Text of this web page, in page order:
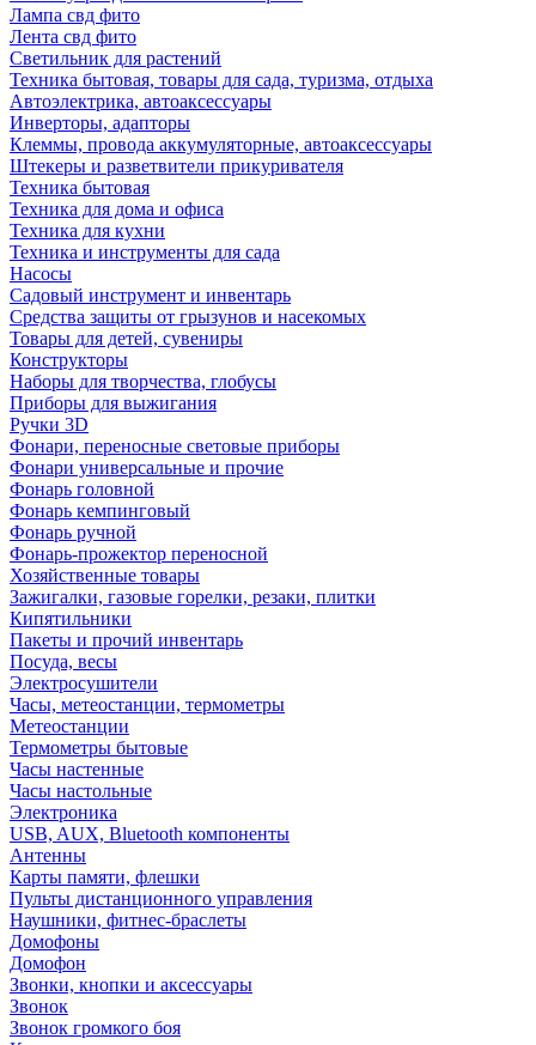
Лампа свд фито
Лента свд фито
Светильник для растений
Техника бытовая, товары для сада, туризма, отдыха
Автоэлектрика, автоаксессуары
Инверторы, адапторы
Клеммы, провода аккумуляторные, автоаксессуары
Штекеры и разветвители прикуривателя
Техника бытовая
Техника для дома и офиса
Техника для кухни
Техника и инструменты для сада
Насосы
Садовый инструмент и инвентарь
Средства защиты от грызунов и насекомых
Товары для детей, сувениры
Конструкторы
Наборы для творчества, глобусы
Приборы для выжигания
Ручки 3D
Фонари, переносные световые приборы
Фонари универсальные и прочие
Фонарь головной
Фонарь кемпинговый
Фонарь ручной
Фонарь-прожектор переносной
Хозяйственные товары
Зажигалки, газовые горелки, резаки, плитки
Кипятильники
Пакеты и прочий инвентарь
Посуда, весы
Электросушители
Часы, метеостанции, термометры
Метеостанции
Термометры бытовые
Часы настенные
Часы настольные
Электроника
USB, AUX, Bluetooth компоненты
Антенны
Карты памяти, флешки
Пульты дистанционного управления
Наушники, фитнес-браслеты
Домофоны
Домофон
Звонки, кнопки и аксессуары
Звонок
Звонок громкого боя